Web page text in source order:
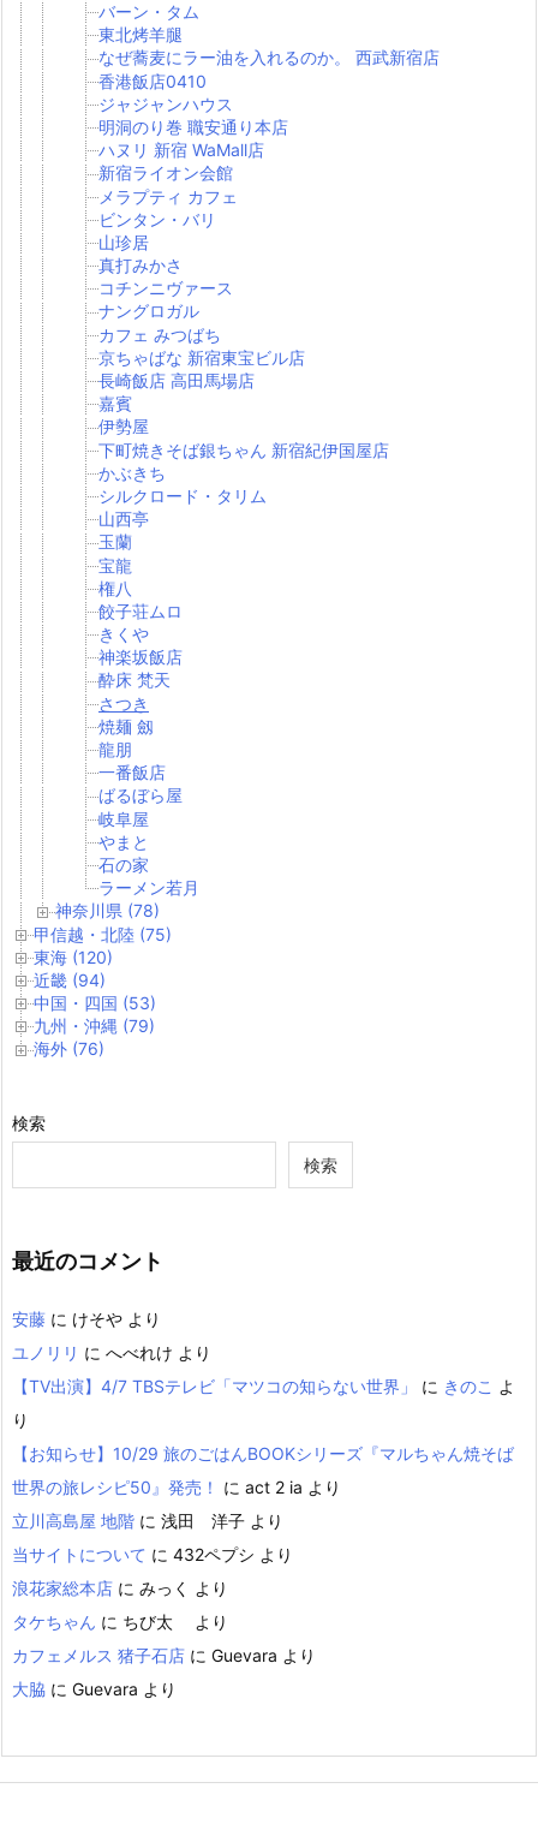
バーン・タム
東北烤羊腿
なぜ蕎麦にラー油を入れるのか。 西武新宿店
香港飯店0410
ジャジャンハウス
明洞のり巻 職安通り本店
ハヌリ 新宿 WaMall店
新宿ライオン会館
メラプティ カフェ
ビンタン・バリ
山珍居
真打みかさ
コチンニヴァース
ナングロガル
カフェ みつばち
京ちゃばな 新宿東宝ビル店
長崎飯店 高田馬場店
嘉賓
伊勢屋
下町焼きそば銀ちゃん 新宿紀伊国屋店
かぶきち
シルクロード・タリム
山西亭
玉蘭
宝龍
権八
餃子荘ムロ
きくや
神楽坂飯店
酔床 梵天
さつき
焼麺 劔
龍朋
一番飯店
ばるぼら屋
岐阜屋
やまと
石の家
ラーメン若月
神奈川県 (78)
甲信越・北陸 (75)
東海 (120)
近畿 (94)
中国・四国 (53)
九州・沖縄 (79)
海外 (76)
検索
検索
最近のコメント
安藤 に けそや より
ユノリリ に へべれけ より
【TV出演】4/7 TBSテレビ「マツコの知らない世界」
に きのこ よ
り
【お知らせ】10/29 旅のごはんBOOKシリーズ『マルちゃん焼そば
世界の旅レシピ50』発売！
に act 2 ia より
立川高島屋 地階 に 浅田 洋子 より
当サイトについて に 432ペプシ より
浪花家総本店 に みっく
より
タケちゃん に ちび太
より
カフェメルス 猪子石店 に Guevara より
大脇 に Guevara より